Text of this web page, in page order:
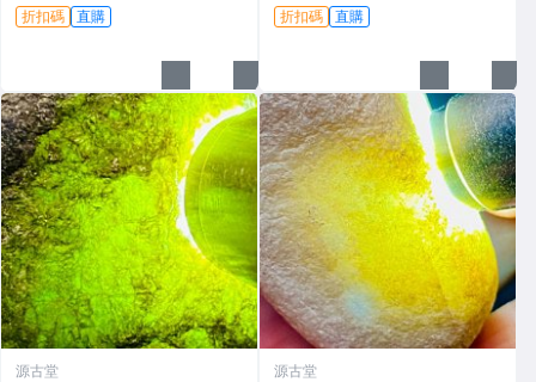
折扣碼 直購
折扣碼 直購
源古堂 源古堂